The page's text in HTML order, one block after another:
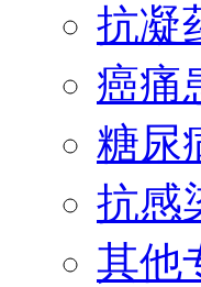
抗凝
癌痛
糖尿
抗感
其他